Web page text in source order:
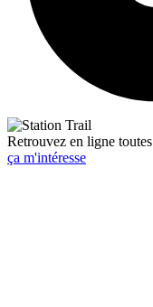
Retrouvez en ligne
ça m'intéresse